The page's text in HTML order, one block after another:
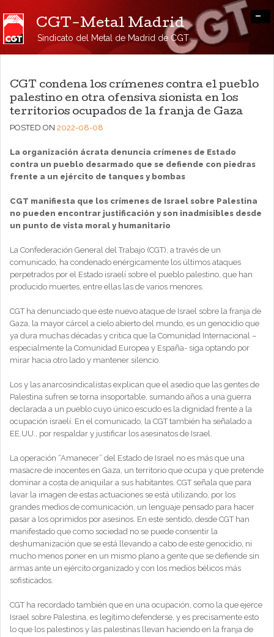
CGT-Metal Madrid
Sindicato del Metal de Madrid de CGT
-
CGT condena los crímenes contra el pueblo
palestino en otra ofensiva sionista en los
territorios ocupados de la franja de Gaza
POSTED ON 2022-08-08
La organización ácrata denuncia crímenes de Estado
contra un pueblo desarmado que se defiende con piedras
frente a un ejército de tanques y bombas
CGT manifiesta que los crímenes de Israel sobre Palestina
no pueden encontrar justificación y son inadmisibles desde
un punto de vista moral y humanitario
La Confederación General del Trabajo (CGT), a través de un
comunicado, ha condenado enérgicamente los últimos ataques
perpetrados por el Estado israelí sobre el pueblo palestino, que han
producido muertes, entre ellas las de varios menores.
CGT ha denunciado que este nuevo ataque de Israel sobre la franja de
Gaza, la mayor cárcel a cielo abierto del mundo, es un genocidio que
ya dura muchas décadas y critica que la Comunidad Internacional –
especialmente la Comunidad Europea y España- siga optando por
mirar hacia otro lado y mantener silencio.
Los y las anarcosindicalistas explican que el asedio que las gentes de
Palestina sufren se torna insoportable, sumando años a una guerra
declarada a un pueblo cuyo único escudo es la dignidad frente a la
ocupación israelí. En el comunicado, la CGT también ha señalado a
EE.UU., por respaldar y justificar los asesinatos de Israel.
La operación “Amanecer” del Estado de Israel no es más que una
masacre de inocentes en Gaza, un territorio que ocupa y que pretende
dominar a costa de aniquilar a sus habitantes. CGT señala que para
lavar la imagen de estas actuaciones se está utilizando, por los
grandes medios de comunicación, un lenguaje pensado para hacer
pasar a los oprimidos por asesinos. En este sentido, desde CGT han
manifestado que como sociedad no se puede consentir la
deshumanización que se está llevando a cabo de este genocidio, ni
mucho menos poner en un mismo plano a gente que se defiende sin
armas ante un ejército organizado y con los medios bélicos más
sofisticados.
CGT ha recordado también que en una ocupación, como la que ejerce
Israel sobre Palestina, es legítimo defenderse, y es precisamente esto
lo que los palestinos y las palestinas llevan haciendo en la franja de